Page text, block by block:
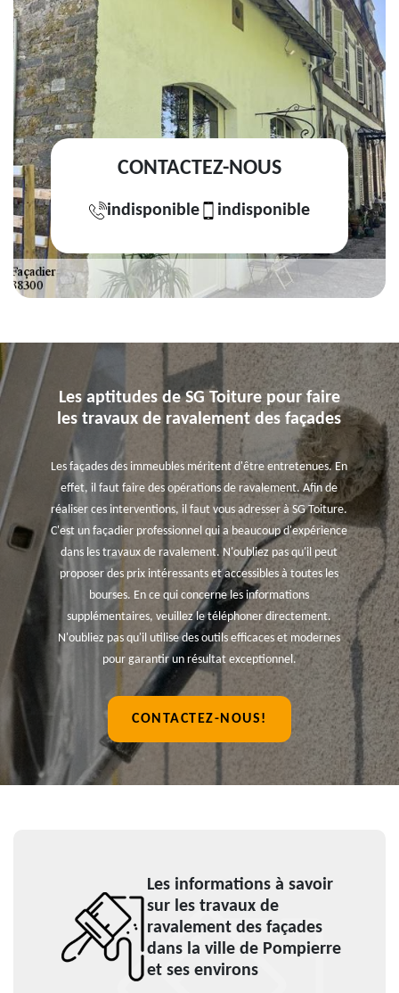
CONTACTEZ-NOUS
indisponible indisponible
Les aptitudes de SG Toiture pour faire
les travaux de ravalement des façades
Les façades des immeubles méritent d'être entretenues. En
effet, il faut faire des opérations de ravalement. Afin de
réaliser ces interventions, il faut vous adresser à SG Toiture.
C'est un façadier professionnel qui a beaucoup d'expérience
dans les travaux de ravalement. N'oubliez pas qu'il peut
proposer des prix intéressants et accessibles à toutes les
bourses. En ce qui concerne les informations
supplémentaires, veuillez le téléphoner directement.
N'oubliez pas qu'il utilise des outils efficaces et modernes
pour garantir un résultat exceptionnel.
CONTACTEZ-NOUS!
Les informations à savoir
sur les travaux de
ravalement des façades
dans la ville de Pompierre
et ses environs